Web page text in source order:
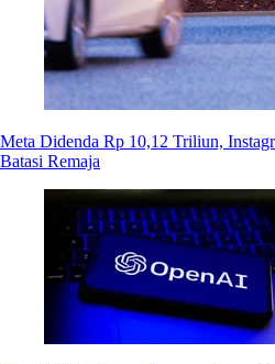
Meta Didenda Rp 10,12 Triliun,
Batasi Remaja